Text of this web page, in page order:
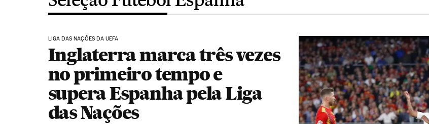
LIGA DAS NAÇÕES DA UEFA
Inglaterra marca três vezes
no primeiro tempo e
supera Espanha pela Liga
das Nações